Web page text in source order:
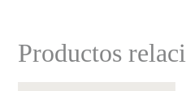
Productos